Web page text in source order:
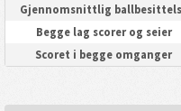
Gjennomsnittlig
Begge lag scorer og seier
Scoret i begge omganger